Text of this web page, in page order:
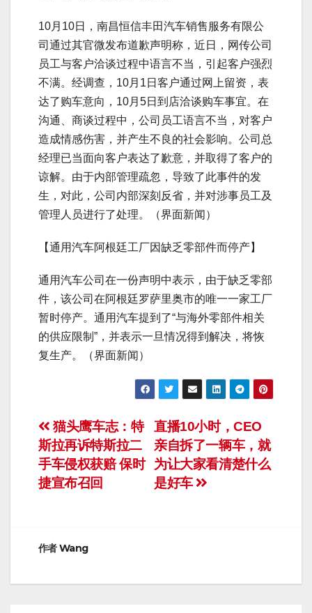
10月10日，南昌恒信丰田汽车销售服务有限公
司通过其官微发布道歉声明称，近日，网传公司
员工与客户洽谈过程中语言不当，引起客户强烈
不满。经调查，10月1日客户通过网上留资，表
达了购车意向，10月5日到店洽谈购车事宜。在
沟通、商谈过程中，公司员工语言不当，对客户
造成情感伤害，并产生不良的社会影响。公司总
经理已当面向客户表达了歉意，并取得了客户的
谅解。由于内部管理疏忽，导致了此事件的发
生，对此，公司内部深刻反省，并对涉事员工及
管理人员进行了处理。（界面新闻）
【通用汽车阿根廷工厂因缺乏零部件而停产】
通用汽车公司在一份声明中表示，由于缺乏零部
件，该公司在阿根廷罗萨里奥市的唯一一家工厂
暂时停产。通用汽车提到了“与海外零部件相关
的供应限制”，并表示一旦情况得到解决，将恢
复生产。（界面新闻）
文
章
导
直播10小时，CEO
亲自拆了一辆车，就
为让大家看清楚什么
是好车
猫头鹰车志：特
斯拉再诉特斯拉二
手车侵权获赔 保时
捷宣布召回
作者Wang